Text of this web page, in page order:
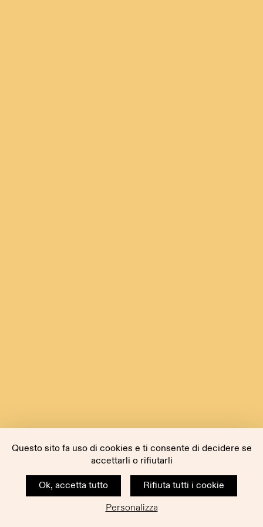
Questo sito fa uso di cookies e ti consente di decidere se
accettarli o rifiutarli
Ok, accetta tutto
Rifiuta tutti i cookie
Personalizza